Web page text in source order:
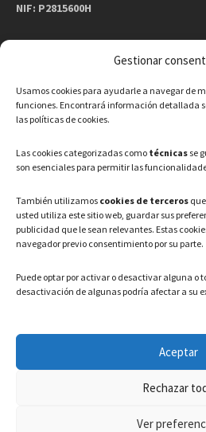
Gestionar
Usamos cookies para ayudarle a navegar de
funciones. Encontrará información detallada
las políticas de cookies.
Las cookies categorizadas como técnicas se
son esenciales para permitir las
También utilizamos cookies de terceros
usted utiliza este sitio web, guardar sus
publicidad que le sean relevantes. Estas
navegador previo consentimiento por su parte.
Puede optar por activar o desactivar alguna o
desactivación de algunas podría afectar a su
Aceptar
Rechazar
Ver
NIF: P2815600H
Teléfono: 91 886 44 62
Correo Electrónico:
HORARIO
Lunes a Viernes: 08:00h – 15:00h
LEGAL
Política de privacidad–Aviso Legal
Registro de actividades de